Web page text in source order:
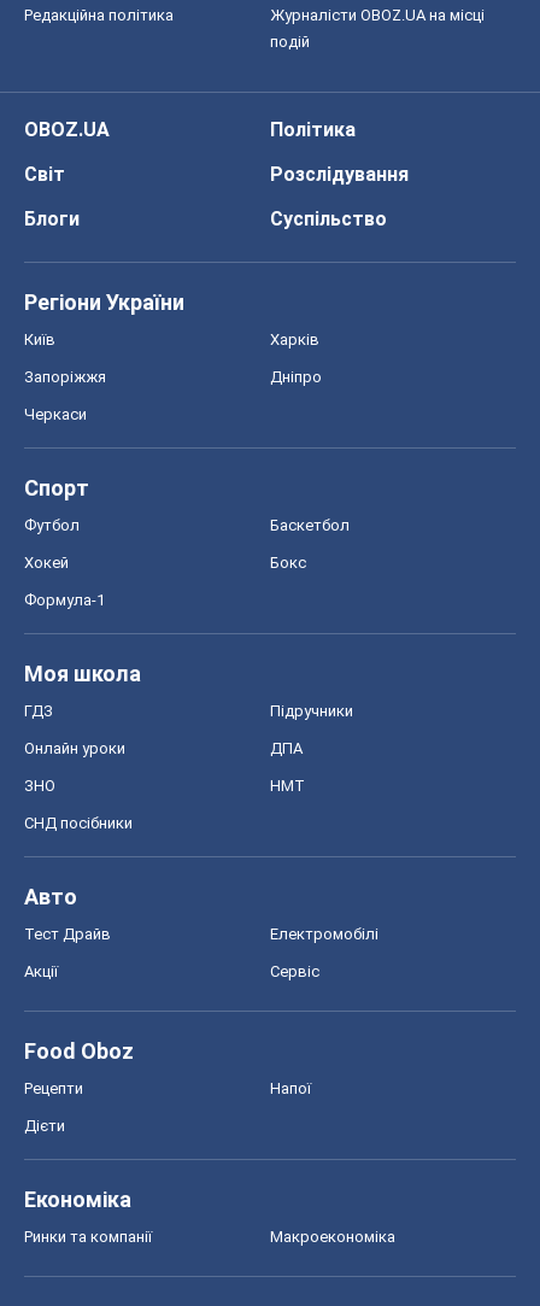
Редакційна політика
Журналісти OBOZ.UA на місці
подій
OBOZ.UA
Політика
Світ
Розслідування
Блоги
Суспільство
Регіони України
Київ Харків
Запоріжжя Дніпро
Черкаси
Спорт
Футбол Баскетбол
Хокей Бокс
Формула-1
Моя школа
ГДЗ Підручники
Онлайн уроки ДПА
ЗНО НМТ
СНД посібники
Авто
Тест Драйв Електромобілі
Акції Сервіс
Food Oboz
Рецепти Напої
Дієти
Економіка
Ринки та компанії Макроекономіка